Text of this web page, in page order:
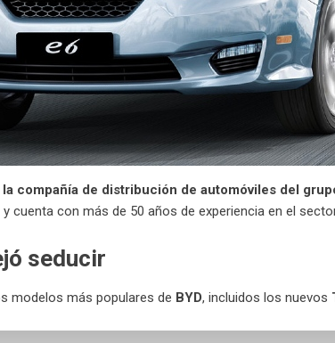
compañía de distribución de automóviles del
cuenta con más de 50 años de experiencia en el
seducir
modelos más populares de BYD, incluidos los nuevos